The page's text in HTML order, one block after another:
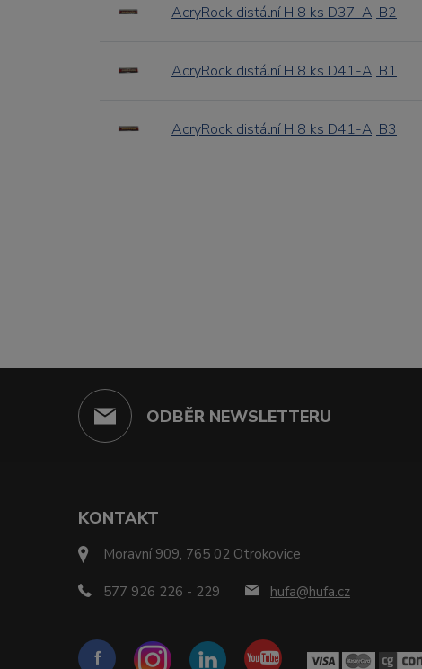
AcryRock distální H 8 ks D37-A, B2
AcryRock distální H 8 ks D41-A, B1
AcryRock distální H 8 ks D41-A, B3
ODBĚR NEWSLETTERU
KONTAKT
Moravní 909, 765 02 Otrokovice
577 926 226 - 229 hufa@hufa.cz